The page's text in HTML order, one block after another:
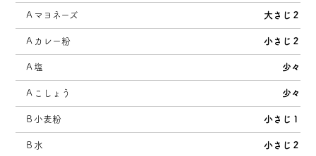
Ａマヨネーズ 大さじ２
Ａカレー粉 小さじ２
Ａ塩 少々
Ａこしょう 少々
Ｂ小麦粉 小さじ１
Ｂ水 小さじ２